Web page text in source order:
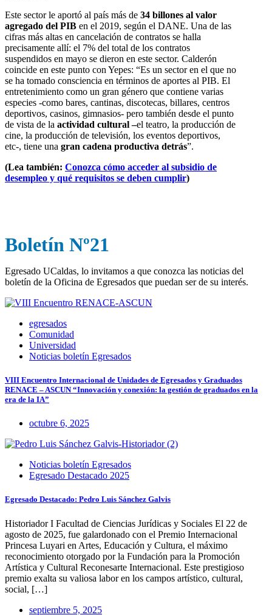
Este sector le aportó al país más de 34 billones al valor
agregado del PIB en el 2019, según el DANE. Una de las
cifras más altas en cancelación de contratos se halla
precisamente allí: el 7% del total de los contratos
suspendidos en mayo se dieron en este sector. Calderón
coincide en este punto con Yepes: “Es un sector en el que no
se ha tomado consciencia en términos de aportes al PIB. El
entretenimiento como un gran género que contiene varias
especies -como bares, cantinas, discotecas, billares, centros
deportivos, casinos, gimnasios- pero también desde el punto
de vista de la actividad cultural –el teatro, la producción de
cine, la producción de televisión, los eventos deportivos,
etc-, tiene una gran cadena productiva detrás”.
(Lea también: Conozca cómo acceder al subsidio de
desempleo y qué requisitos se deben cumplir)
Boletín Nº21
Egresado UCaldas, lo invitamos a que conozca las noticias del
boletín de la Oficina de Egresados que puedan ser de su interés.
egresados
Comunidad
Universidad
Noticias boletín Egresados
VIII Encuentro Internacional de Unidades de Egresados y Graduados
RENACE – ASCUN “Innovación y conexión: la gestión de graduados en la
era de la IA”
octubre 6, 2025
Noticias boletín Egresados
Egresado Destacado 2025
Egresado Destacado: Pedro Luis Sánchez Galvis
Historiador I Facultad de Ciencias Jurídicas y Sociales El 22 de
agosto de 2025, fue galardonado con el Premio Internacional
Princesa Luyari en Artes, Educación y Cultura, el máximo
reconocimiento otorgado por la Fundación para la Promoción
Artística y Cultural Reconesarte Internacional. Este prestigioso
premio exalta su valiosa labor en los campos artístico, cultural,
social, […]
septiembre 5, 2025